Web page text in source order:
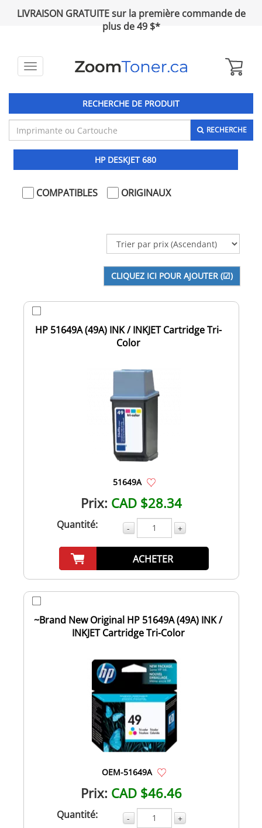
LIVRAISON GRATUITE sur la première commande de
plus de 49 $*
Toggle
RECHERCHE DE PRODUIT
RECHERCHE
HP DESKJET 680
COMPATIBLES ORIGINAUX
HP 51649A (49A) INK / INKJET Cartridge Tri-
Color
51649A
Prix: CAD $28.34
Quantité: - +
ACHETER
~Brand New Original HP 51649A (49A) INK /
INKJET Cartridge Tri-Color
OEM-51649A
Prix: CAD $46.46
Quantité: - +